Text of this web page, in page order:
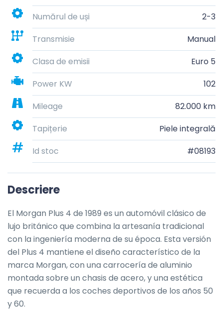
Numărul de uși
2-3
Transmisie
Manual
Clasa de emisii
Euro 5
Power KW
102
Mileage
82.000 km
Tapițerie
Piele integrală
Id stoc
#08193
Descriere
El Morgan Plus 4 de 1989 es un automóvil clásico de
lujo británico que combina la artesanía tradicional
con la ingeniería moderna de su época. Esta versión
del Plus 4 mantiene el diseño característico de la
marca Morgan, con una carrocería de aluminio
montada sobre un chasis de acero, y una estética
que recuerda a los coches deportivos de los años 50
y 60.